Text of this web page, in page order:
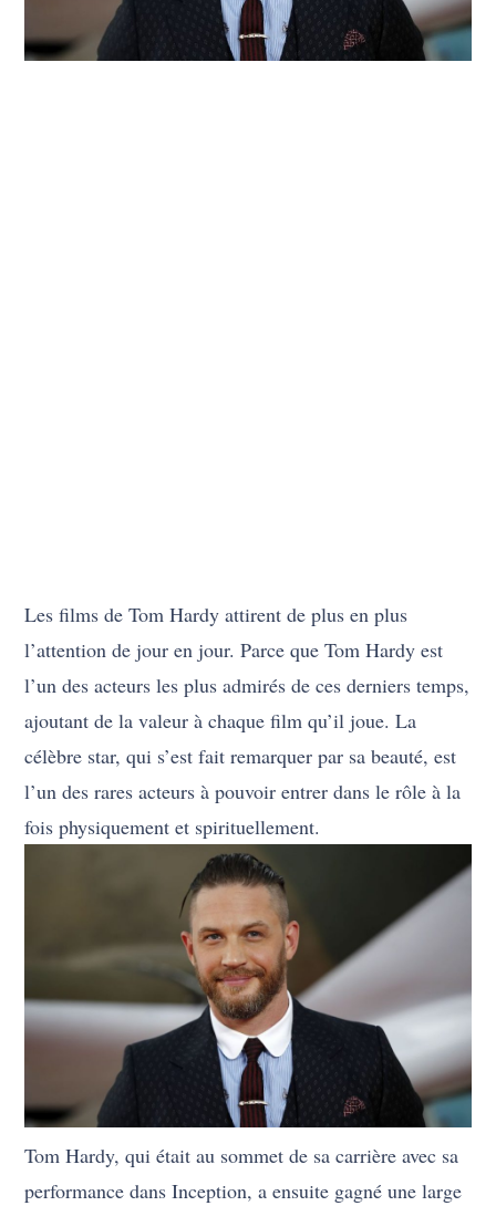
Les films de Tom Hardy attirent de plus en plus
l’attention de jour en jour. Parce que Tom Hardy est
l’un des acteurs les plus admirés de ces derniers temps,
ajoutant de la valeur à chaque film qu’il joue. La
célèbre star, qui s’est fait remarquer par sa beauté, est
l’un des rares acteurs à pouvoir entrer dans le rôle à la
fois physiquement et spirituellement.
Tom Hardy, qui était au sommet de sa carrière avec sa
performance dans Inception, a ensuite gagné une large